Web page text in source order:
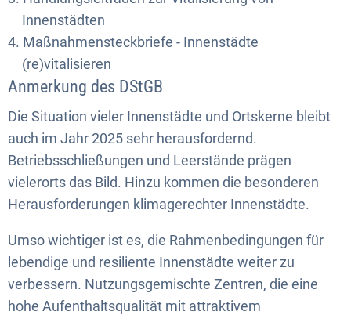
Innenstädten
Maßnahmensteckbriefe - Innenstädte
(re)vitalisieren
Anmerkung des DStGB
Die Situation vieler Innenstädte und Ortskerne bleibt
auch im Jahr 2025 sehr herausfordernd.
Betriebsschließungen und Leerstände prägen
vielerorts das Bild. Hinzu kommen die besonderen
Herausforderungen klimagerechter Innenstädte.
Umso wichtiger ist es, die Rahmenbedingungen für
lebendige und resiliente Innenstädte weiter zu
verbessern. Nutzungsgemischte Zentren, die eine
hohe Aufenthaltsqualität mit attraktivem